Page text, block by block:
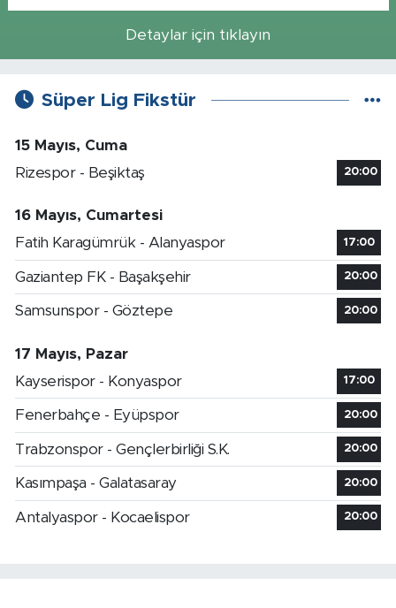
Detaylar için tıklayın
Süper Lig Fikstür
15 Mayıs, Cuma
Rizespor - Beşiktaş
20:00
16 Mayıs, Cumartesi
Fatih Karagümrük - Alanyaspor
17:00
Gaziantep FK - Başakşehir 20:00
Samsunspor - Göztepe 20:00
17 Mayıs, Pazar
Kayserispor - Konyaspor
17:00
Fenerbahçe - Eyüpspor 20:00
Trabzonspor - Gençlerbirliği S.K. 20:00
Kasımpaşa - Galatasaray 20:00
Antalyaspor - Kocaelispor 20:00